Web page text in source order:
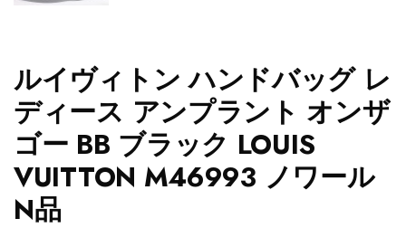
ルイヴィトン ハンドバッグ レ
ディース アンプラント オンザ
ゴー BB ブラック LOUIS
VUITTON M46993 ノワール
N品